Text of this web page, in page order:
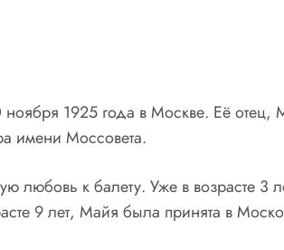
1925 года в Москве. Её
имени Моссовета.
любовь к балету. Уже в возрасте 3
9 лет, Майя была принята в